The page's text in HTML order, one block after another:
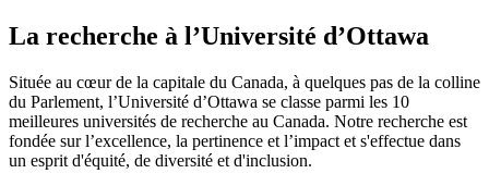
La recherche à l’Université d’Ottawa
Située au cœur de la capitale du Canada, à quelques pas de la colline
du Parlement, l’Université d’Ottawa se classe parmi les 10
meilleures universités de recherche au Canada. Notre recherche est
fondée sur l’excellence, la pertinence et l’impact et s'effectue dans
un esprit d'équité, de diversité et d'inclusion.